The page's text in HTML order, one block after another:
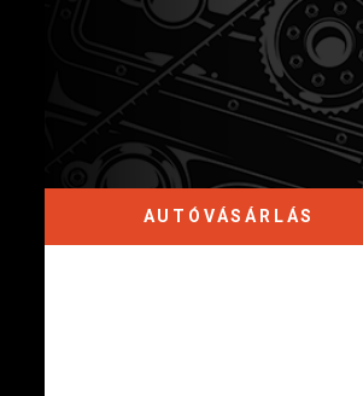
AUTÓVÁSÁRLÁS